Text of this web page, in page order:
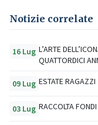
Notizie correlate
16 Lug L’ARTE
QUATTORDICI
09 Lug ESTATE
03 Lug RACCOLTA